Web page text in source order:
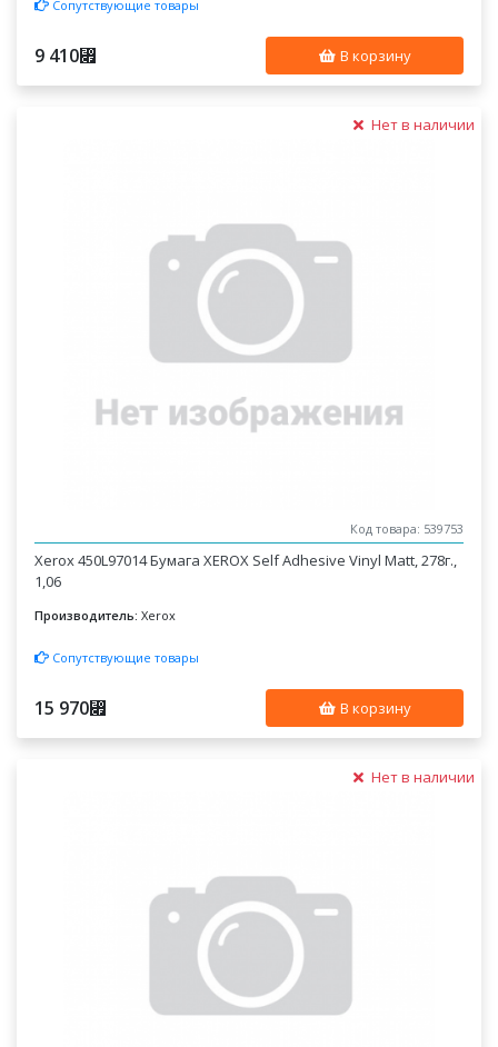
Сопутствующие товары
9 410⃏ В корзину
Нет в наличии
Код товара: 539753
Xerox 450L97014 Бумага XEROX Self Adhesive Vinyl Matt, 278г.,
1,06
Производитель: Xerox
Сопутствующие товары
15 970⃏ В корзину
Нет в наличии